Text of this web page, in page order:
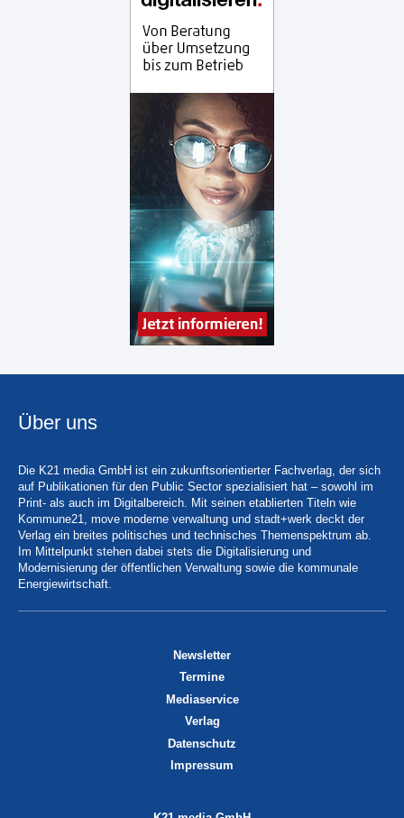
Über uns
Die K21 media GmbH ist ein zukunftsorientierter Fachverlag, der sich
auf Publikationen für den Public Sector spezialisiert hat – sowohl im
Print- als auch im Digitalbereich. Mit seinen etablierten Titeln wie
Kommune21, move moderne verwaltung und stadt+werk deckt der
Verlag ein breites politisches und technisches Themenspektrum ab.
Im Mittelpunkt stehen dabei stets die Digitalisierung und
Modernisierung der öffentlichen Verwaltung sowie die kommunale
Energiewirtschaft.
Newsletter
Termine
Mediaservice
Verlag
Datenschutz
Impressum